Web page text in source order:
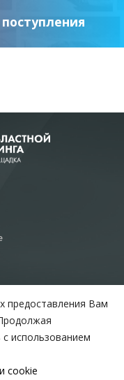
предоставления Вам
использованием
cookie